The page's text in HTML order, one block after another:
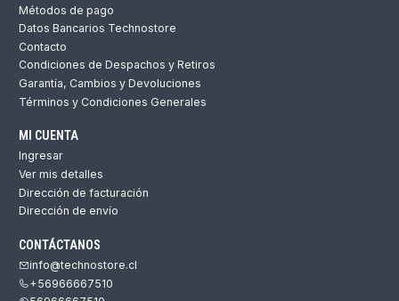
Métodos de pago
Datos Bancarios Technostore
Contacto
Condiciones de Despachos y Retiros
Garantía, Cambios y Devoluciones
Términos y Condiciones Generales
MI CUENTA
Ingresar
Ver mis detalles
Dirección de facturación
Dirección de envío
CONTÁCTANOS
info@technostore.cl
+56966667510